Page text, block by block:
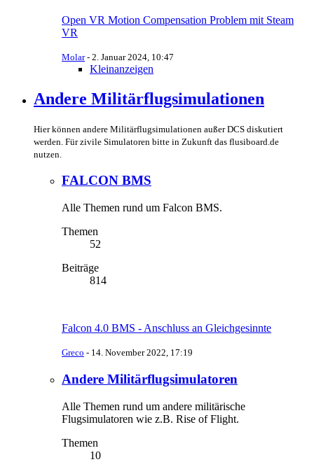
Open VR Motion Compensation Problem mit Steam
VR
Molar- 2. Januar 2024, 10:47
Kleinanzeigen
Andere Militärflugsimulationen
Hier können andere Militärflugsimulationen außer DCS diskutiert
werden. Für zivile Simulatoren bitte in Zukunft das flusiboard.de
nutzen.
FALCON BMS
Alle Themen rund um Falcon BMS.
Themen
52
Beiträge
814
Falcon 4.0 BMS - Anschluss an Gleichgesinnte
Greco - 14. November 2022, 17:19
Andere Militärflugsimulatoren
Alle Themen rund um andere militärische
Flugsimulatoren wie z.B. Rise of Flight.
Themen
10